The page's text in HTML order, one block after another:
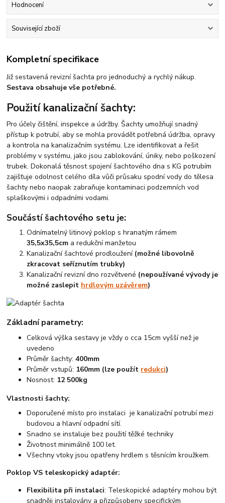
Hodnocení
Související zboží
Kompletní specifikace
Již sestavená revizní šachta pro jednoduchý a rychlý nákup.
Sestava obsahuje vše potřebné.
Použití kanalizační šachty:
Pro účely čištění, inspekce a údržby. Šachty umožňují snadný
přístup k potrubí, aby se mohla provádět potřebná údržba, opravy
a kontrola na kanalizačním systému. Lze identifikovat a řešit
problémy v systému, jako jsou zablokování, úniky, nebo poškození
trubek. Dokonalá těsnost spojení šachtového dna s KG potrubím
zajišťuje odolnost celého díla vůči průsaku spodní vody do tělesa
šachty nebo naopak zabraňuje kontaminaci podzemních vod
splaškovými i odpadními vodami.
Součástí šachtového setu je:
Odnímatelný litinový poklop s hranatým rámem
35,5x35,5cm a redukční manžetou
Kanalizační šachtové prodloužení (možné libovolně
zkracovat seříznutím trubky)
Kanalizační revizní dno rozvětvené (nepoužívané vývody je
možné zaslepit hrdlovým uzávěrem)
Základní parametry:
Celková výška sestavy je vždy o cca 15cm vyšší než je
uvedeno
Průměr šachty:400mm
Průměr vstupů: 160mm (lze použít redukci)
Nosnost: 12 500kg
Vlastnosti šachty:
Doporučené místo pro instalaci je kanalizační potrubí mezi
budovou a hlavní odpadní sítí.
Snadno se instaluje bez použití těžké techniky
Životnost minimálně 100 let.
Všechny vtoky jsou opatřeny hrdlem s těsnícím kroužkem.
Poklop VS teleskopický adaptér:
Flexibilita při instalaci: Teleskopické adaptéry mohou být
snadněji instalovány a přizpůsobeny specifickým